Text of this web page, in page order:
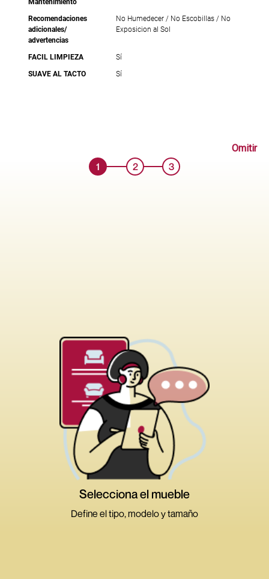
Mantenimiento
Recomendaciones
adicionales/
advertencias
No Humedecer / No Escobillas / No
Exposicion al Sol
FACIL LIMPIEZA
Sí
SUAVE AL TACTO
Sí